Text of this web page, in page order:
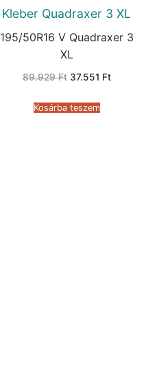
Kleber Quadraxer 3 XL
195/50R16 V Quadraxer 3
XL
89.929Ft Original
89.929 Ft.
37.551 FtCurrent
Kosárba teszem